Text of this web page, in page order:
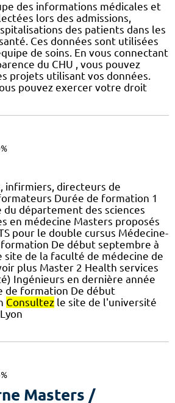
des informations médicales et
lors des admissions,
des patients dans les
Ces données sont utilisées
de soins. En vous connectant
du CHU , vous pouvez
projets utilisant vos données.
pouvez exercer votre droit
infirmiers, directeurs de
Durée de formation 1
du département des sciences
en médecine Masters proposés
pour le double cursus Médecine-
formation De début septembre à
site de la faculté de médecine de
plus Master 2 Health services
Ingénieurs en dernière année
de formation De début
Consultez le site de l'université
Masters /